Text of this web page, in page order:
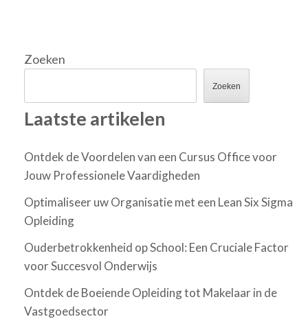
Zoeken
Zoeken
Laatste artikelen
Ontdek de Voordelen van een Cursus Office voor
Jouw Professionele Vaardigheden
Optimaliseer uw Organisatie met een Lean Six Sigma
Opleiding
Ouderbetrokkenheid op School: Een Cruciale Factor
voor Succesvol Onderwijs
Ontdek de Boeiende Opleiding tot Makelaar in de
Vastgoedsector